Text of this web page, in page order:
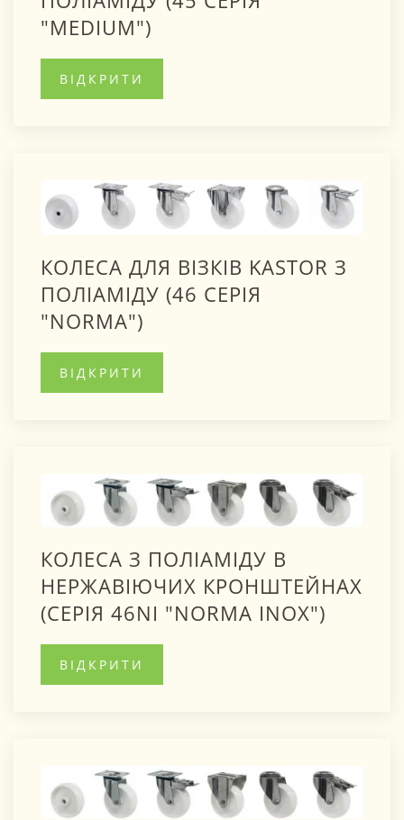
"MEDIUM")
ВІДКРИТИ
КОЛЕСА ДЛЯ ВІЗКІВ KASTOR З
ПОЛІАМІДУ (46 СЕРІЯ
"NORMA")
ВІДКРИТИ
КОЛЕСА З ПОЛІАМІДУ В
НЕРЖАВІЮЧИХ КРОНШТЕЙНАХ
(СЕРІЯ 46NI "NORMA INOX")
ВІДКРИТИ